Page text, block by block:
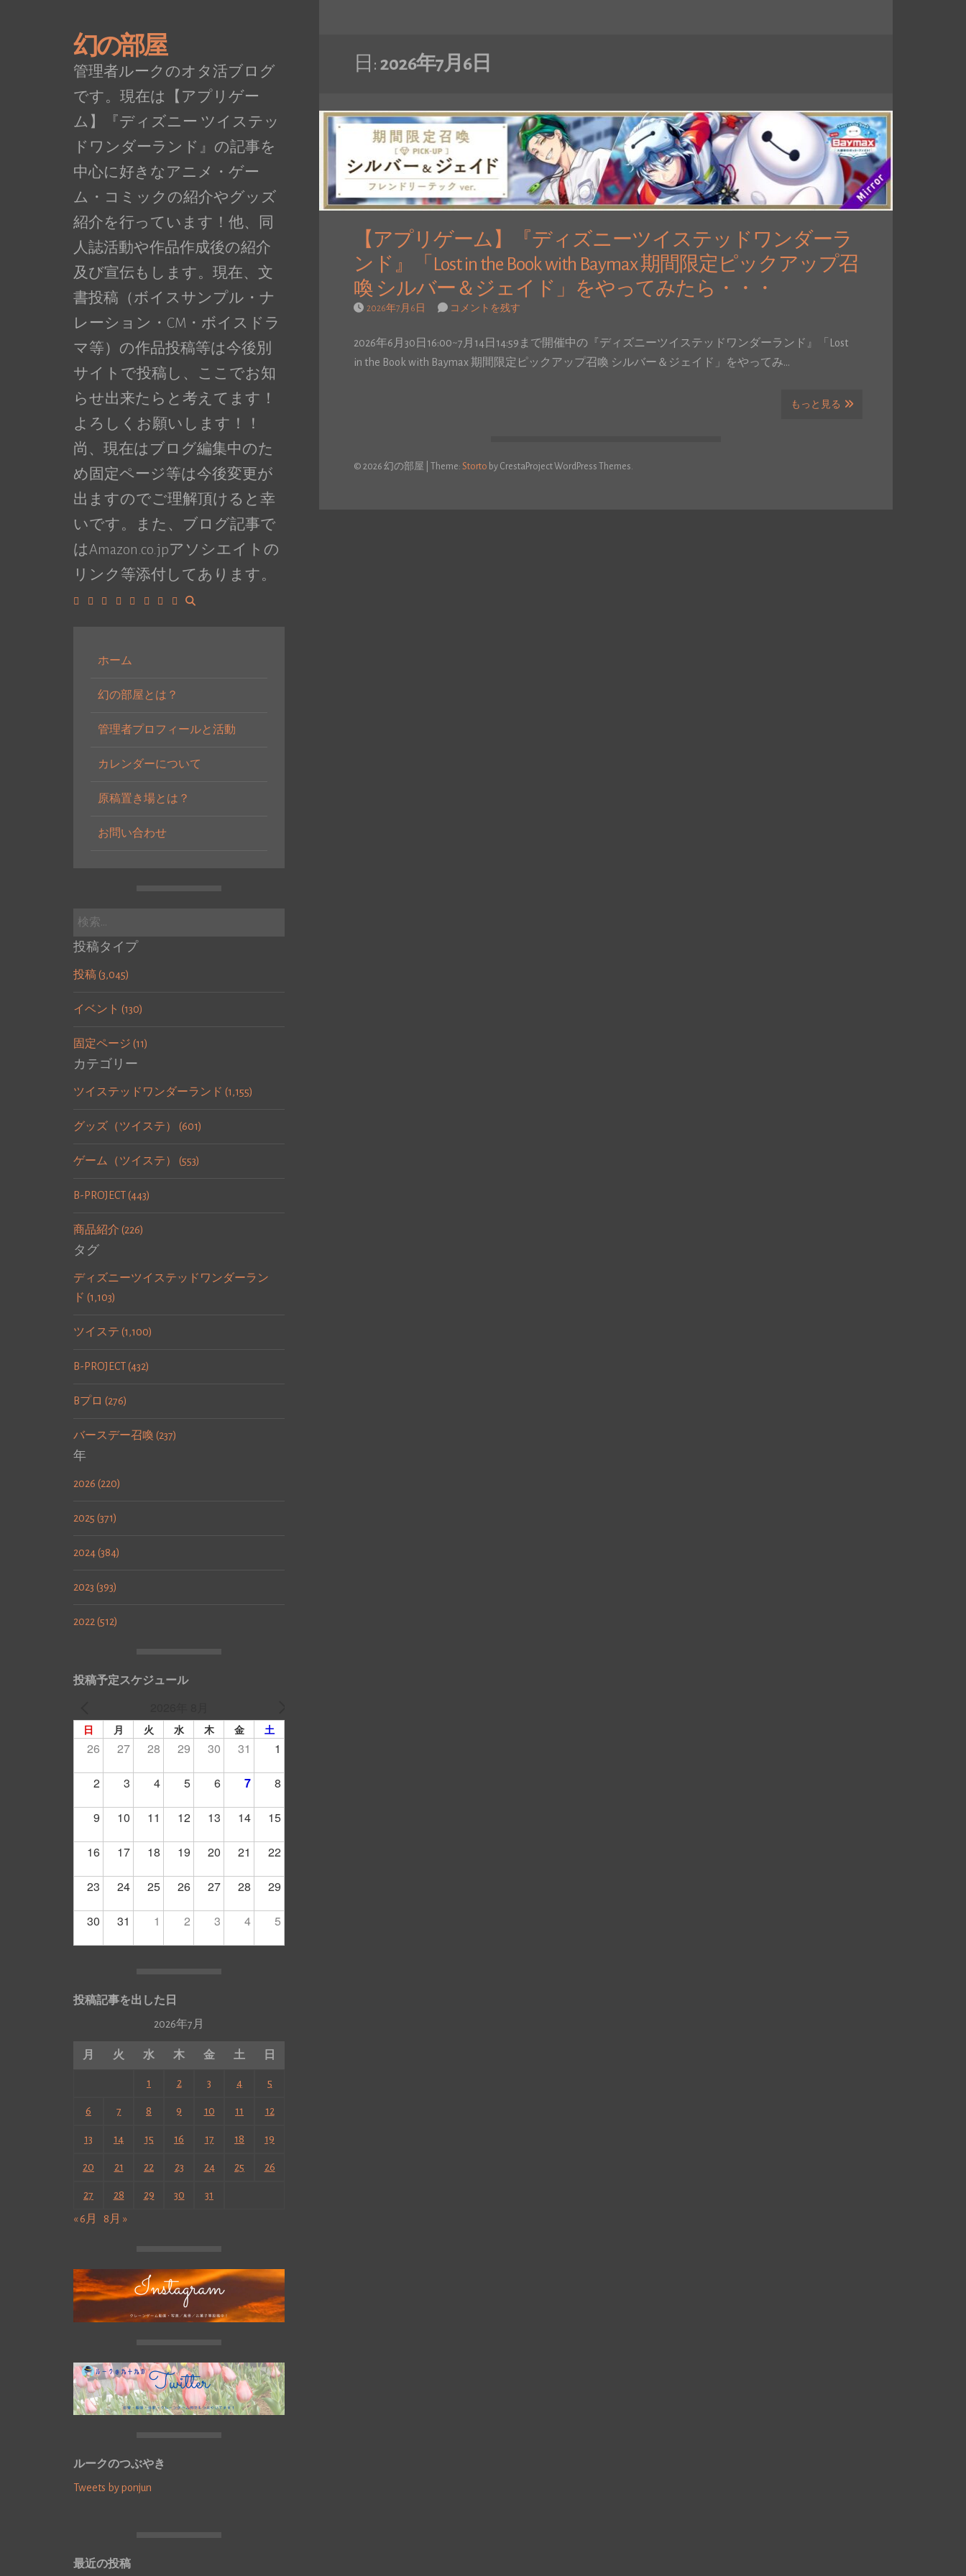
幻の部屋
管理者ルークのオタ活ブログ
です。現在は【アプリゲー
ム】『ディズニー ツイステッ
ドワンダーランド』の記事を
中心に好きなアニメ・ゲー
ム・コミックの紹介やグッズ
紹介を行っています！他、同
人誌活動や作品作成後の紹介
及び宣伝もします。現在、文
書投稿（ボイスサンプル・ナ
レーション・CM・ボイスドラ
マ等）の作品投稿等は今後別
サイトで投稿し、ここでお知
らせ出来たらと考えてます！
よろしくお願いします！！
尚、現在はブログ編集中のた
め固定ページ等は今後変更が
出ますのでご理解頂けると幸
いです。また、ブログ記事で
はAmazon.co.jpアソシエイトの
リンク等添付してあります。
ホーム
幻の部屋とは？
管理者プロフィールと活動
カレンダーについて
原稿置き場とは？
お問い合わせ
検
投稿タイプ
投稿 (3,045)
イベント (130)
固定ページ (11)
カテゴリー
ツイステッドワンダーランド (1,155)
グッズ（ツイステ） (601)
ゲーム（ツイステ） (553)
B-PROJECT (443)
商品紹介 (226)
タグ
ディズニーツイステッドワンダーラン
ド (1,103)
ツイステ (1,100)
B-PROJECT (432)
Bプロ (276)
バースデー召喚 (237)
年
2026 (220)
2025 (371)
2024 (384)
2023 (393)
2022 (512)
投稿予定スケジュール
日 月 火 水 木 金 土
26 27 28 29 30 31 1
2 3 4 5 6 7 8
9 10 11 12 13 14 15
16 17 18 19 20 21 22
23 24 25 26 27 28 29
30 31 1 2 3 4 5
投稿記事を出した日
2026年7月
月 火 水 木 金 土 日
1 2 3 4 5
6 7 8 9 10 11 12
13 14 15 16 17 18 19
20 21 22 23 24 25 26
27 28 29 30 31
« 6月 8月 »
ルークのつぶやき
Tweets by ponjun
最近の投稿
日: 2026年7月6日
【アプリゲーム】『ディズニーツイステッドワンダーラ
ンド』「Lost in the Book with Baymax 期間限定ピックアップ召
喚 シルバー＆ジェイド」をやってみたら・・・
2026年7月6日 コメントを残す
2026年6月30日16:00~7月14日14:59まで開催中の『ディズニーツイステッドワンダーランド』「Lost
in the Book with Baymax 期間限定ピックアップ召喚 シルバー＆ジェイド」をやってみ…
もっと見る
© 2026 幻の部屋 Theme: Storto by CrestaProject WordPress Themes.